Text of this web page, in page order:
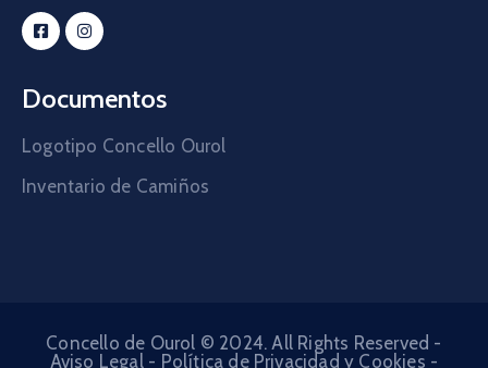
Documentos
Logotipo Concello Ourol
Inventario de Camiños
Concello de Ourol © 2024. All Rights Reserved -
Aviso Legal- Política de Privacidad y Cookies -